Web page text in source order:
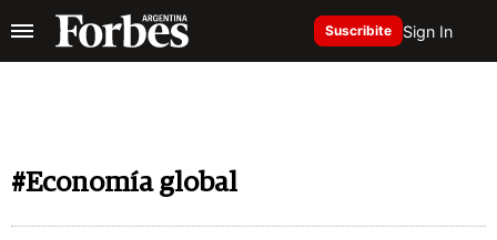
Suscribite Sign In
#Economía global